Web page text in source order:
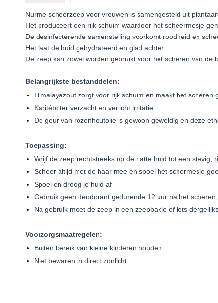
Nurme scheerzeep voor vrouwen is samengesteld uit
Het produceert een rijk schuim waardoor het scheermesje
De desinfecterende samenstelling voorkomt roodheid en
Het laat de huid gehydrateerd en glad achter.
De zeep kan zowel worden gebruikt voor het scheren van de
Belangrijkste bestanddelen:
Himalayazout zorgt voor rijk schuim en maakt het scheren
Karitéboter verzacht en verlicht irritatie
De geur van rozenhoutolie is gewoon geweldig en deze
Toepassing:
Wrijf de zeep rechtstreeks op de natte huid tot een stevig,
Scheer altijd met de haar mee en spoel het schermesje
Spoel en droog je huid af
Gebruik geen deodorant gedurende 12 uur na het
Na gebruik moet de zeep in een zeepbakje of iets
Voorzorgsmaatregelen:
Buiten bereik van kleine kinderen houden
Niet bewaren in direct zonlicht